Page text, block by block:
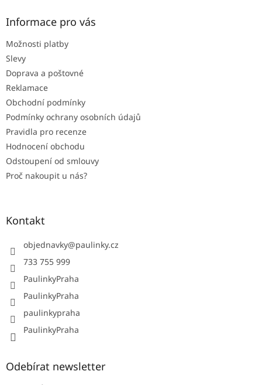
Informace pro vás
Možnosti platby
Slevy
Doprava a poštovné
Reklamace
Obchodní podmínky
Podmínky ochrany osobních údajů
Pravidla pro recenze
Hodnocení obchodu
Odstoupení od smlouvy
Proč nakoupit u nás?
Kontakt
objednavky@paulinky.cz
733 755 999
PaulinkyPraha
PaulinkyPraha
paulinkypraha
PaulinkyPraha
Odebírat newsletter